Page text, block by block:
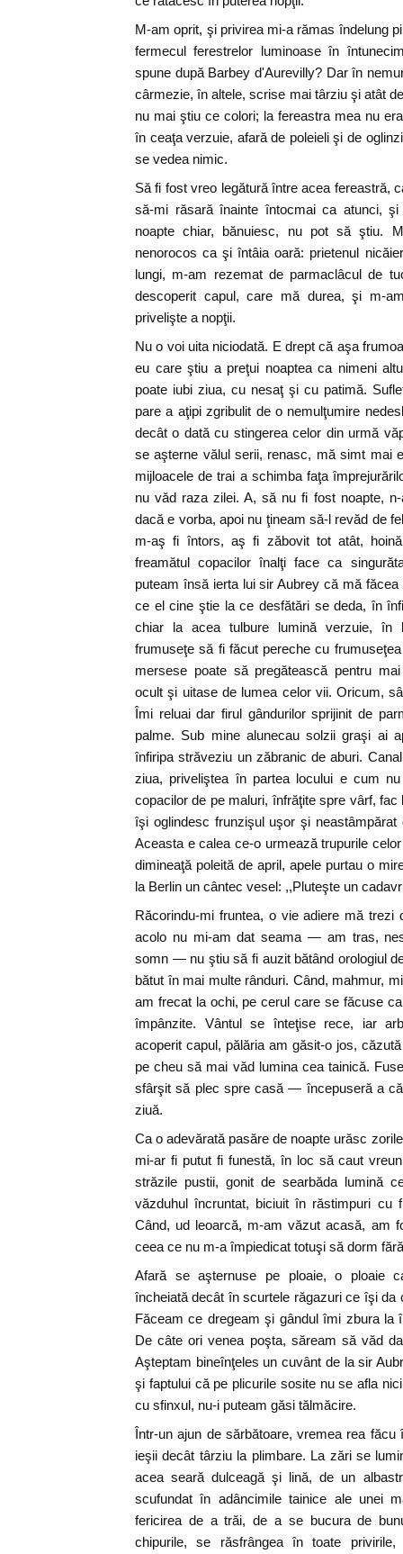
M-am oprit, şi privirea mi-a rămas îndelung
fermecul ferestrelor luminoase în
spune după Barbey d'Aurevilly? Dar în
cârmezie, în altele, scrise mai târziu şi atât
nu mai ştiu ce colori; la fereastra mea nu
în ceaţa verzuie, afară de poleieli şi de
se vedea nimic.
Să fi fost vreo legătură între acea fereastră,
să-mi răsară înainte întocmai ca atunci,
noapte chiar, bănuiesc, nu pot să ştiu.
nenorocos ca şi întâia oară: prietenul
lungi, m-am rezemat de parmaclâcul de
descoperit capul, care mă durea, şi m-
privelişte a nopţii.
Nu o voi uita niciodată. E drept că aşa
eu care ştiu a preţui noaptea ca nimeni
poate iubi ziua, cu nesaţ şi cu patimă.
pare a aţipi zgribulit de o nemulţumire
decât o dată cu stingerea celor din urmă
se aşterne vălul serii, renasc, mă simt mai
mijloacele de trai a schimba faţa
nu văd raza zilei. A, să nu fi fost noapte,
dacă e vorba, apoi nu ţineam să-l revăd de
m-aş fi întors, aş fi zăbovit tot atât,
freamătul copacilor înalţi face ca
puteam însă ierta lui sir Aubrey că mă
ce el cine ştie la ce desfătări se deda, în
chiar la acea tulbure lumină verzuie, în
frumuseţe să fi făcut pereche cu
mersese poate să pregătească pentru
ocult şi uitase de lumea celor vii. Oricum,
Îmi reluai dar firul gândurilor sprijinit de
palme. Sub mine alunecau solzii graşi ai
înfiripa străveziu un zăbranic de aburi.
ziua, priveliştea în partea locului e cum
copacilor de pe maluri, înfrăţite spre vârf,
îşi oglindesc frunzişul uşor şi
Aceasta e calea ce-o urmează trupurile
dimineaţă poleită de april, apele purtau o
la Berlin un cântec vesel: ,,Pluteşte un
Răcorindu-mi fruntea, o vie adiere mă trezi
acolo nu mi-am dat seama — am tras,
somn — nu ştiu să fi auzit bătând orologiul
bătut în mai multe rânduri. Când, mahmur,
am frecat la ochi, pe cerul care se făcuse
împânzite. Vântul se înteţise rece, iar
acoperit capul, pălăria am găsit-o jos,
pe cheu să mai văd lumina cea tainică.
sfârşit să plec spre casă — începuseră a
ziuă.
Ca o adevărată pasăre de noapte urăsc
mi-ar fi putut fi funestă, în loc să caut
străzile pustii, gonit de searbăda lumină
văzduhul încruntat, biciuit în răstimpuri cu
Când, ud leoarcă, m-am văzut acasă, am
ceea ce nu m-a împiedicat totuşi să dorm
Afară se aşternuse pe ploaie, o ploaie
încheiată decât în scurtele răgazuri ce îşi
Făceam ce dregeam şi gândul îmi zbura la
De câte ori venea poşta, săream să văd
Aşteptam bineînţeles un cuvânt de la sir
şi faptului că pe plicurile sosite nu se afla
cu sfinxul, nu-i puteam găsi tălmăcire.
Într-un ajun de sărbătoare, vremea rea
ieşii decât târziu la plimbare. La zări se
acea seară dulceagă şi lină, de un
scufundat în adâncimile tainice ale unei
fericirea de a trăi, de a se bucura de
chipurile, se răsfrângea în toate privirile,